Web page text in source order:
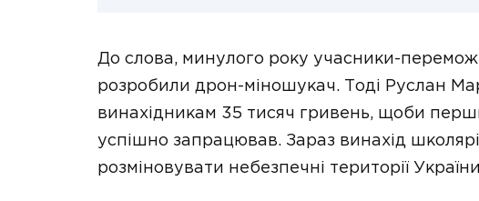
До слова, минулого року учасники-
розробили дрон-міношукач. Тоді Руслан
винахідникам 35 тисяч гривень, щоби
успішно запрацював. Зараз винахід
розміновувати небезпечні території